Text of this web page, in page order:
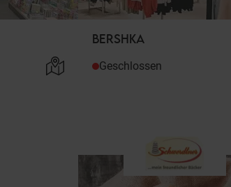
BERSHKA
Geschlossen